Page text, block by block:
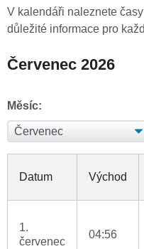
V kalendáři naleznete
důležité informace pro
Červenec 2026
Měsíc:
Datum Východ
1.
červenec
04:56